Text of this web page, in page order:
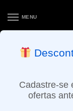
MENU
ENTREGA NO
Cadastre-se
ofertas